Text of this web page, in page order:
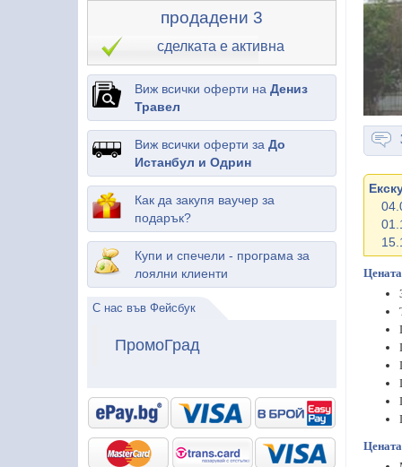
продадени 3
сделката е активна
Виж всички оферти на Дениз
Травел
Виж всички оферти за До
Истанбул и Одрин
Как да закупя ваучер за
подарък?
Купи и спечели - програма за
лоялни клиенти
С нас във Фейсбук
ПромоГрад